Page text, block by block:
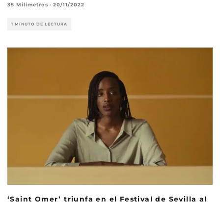
35 Milímetros · 20/11/2022
1 MINUTO DE LECTURA
‘Saint Omer’ triunfa en el Festival de Sevilla al